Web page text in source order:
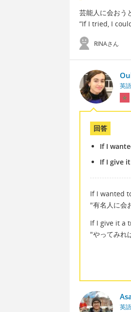
芸能人に会おう
”If I tried, I
RINAさん
英
回答
If I
If I give
If I wanted
"有名人に会
If I give it a
"やってみれ
英